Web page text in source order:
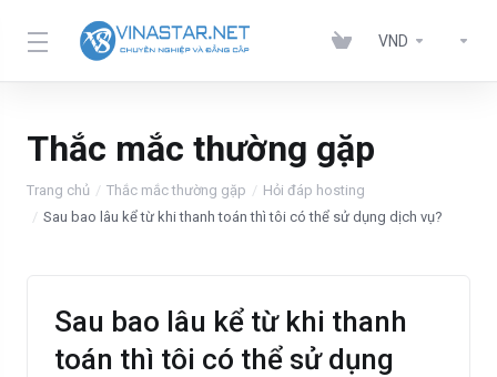
VND
Thắc mắc thường gặp
Trang chủ Thắc mắc thường gặp
Hỏi đáp hosting
Sau bao lâu kể từ khi thanh toán thì tôi có thể sử dụng dịch vụ?
Sau bao lâu kể từ khi thanh
toán thì tôi có thể sử dụng